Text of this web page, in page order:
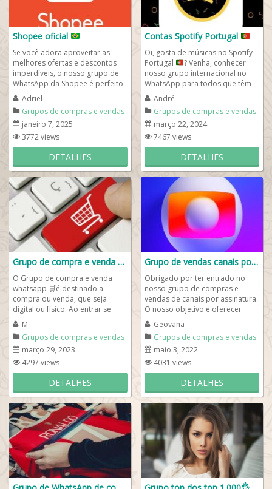
Shopee oficial
Se você adora aproveitar as
melhores ofertas e descontos
imperdíveis, o nosso grupo de
WhatsApp da Shopee é perfeito
para você! 🛍️🛒 Aqui, você...
Adriel
Grupos de compras e vendas
janeiro 7, 2025
3772 views
DETALHES
Contas Spotify Portugal
Oi, gosta de músicas no Spotify
Portugal
? Venha, conhecer
nosso grupo internacional no
WhatsApp para todos que têm
ou quer ter uma conta Spotify ...
André
Grupos de compras e vendas
março 22, 2024
7467 views
DETALHES
Grupo de compra e venda whatsapp🛒
O Grupo de compra e venda
whatsapp 🛒é destinado a
compra ou venda, que seja
digital ou físico. Ao entrar se
apresente e fique por dentro
sobre nossas...
M
Grupos de compras e vendas
março 29, 2023
4297 views
DETALHES
Grupo de vendas canais por assinatura
Obrigado por ter entrado no
nosso grupo de compras e
vendas de canais por assinatura.
O nosso objetivo é oferecer
assinatura de canais de tv por
assinatura:...
Geovana
Grupos de compras e vendas
maio 3, 2022
4031 views
DETALHES